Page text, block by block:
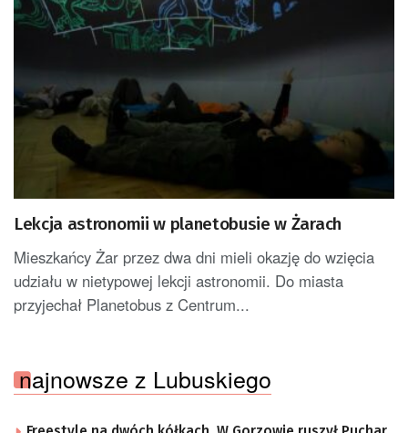
Lekcja astronomii w planetobusie w Żarach
Mieszkańcy Żar przez dwa dni mieli okazję do wzięcia
udziału w nietypowej lekcji astronomii. Do miasta
przyjechał Planetobus z Centrum...
najnowsze z Lubuskiego